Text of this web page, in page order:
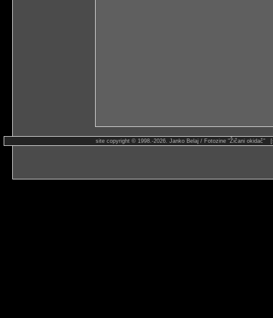
site copyright © 1998.-2026. Janko Belaj / Fotozine "Žičani okidač"